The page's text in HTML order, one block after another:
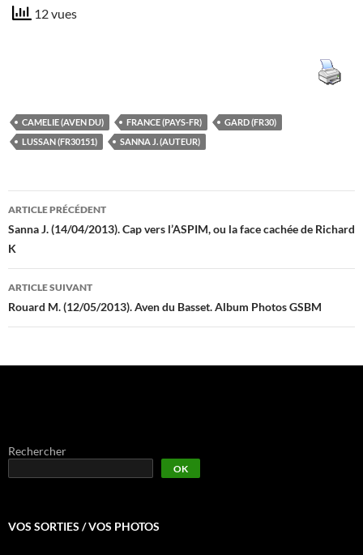
12 vues
CAMELIE (AVEN DU) FRANCE (PAYS-FR)
GARD (FR30)
LUSSAN (FR30151)
SANNA J. (AUTEUR)
Navigation
des
articles
ARTICLE PRÉCÉDENT
Sanna J. (14/04/2013). Cap vers l’ASPIM, ou la face cachée de Richard
K
ARTICLE SUIVANT
Rouard M. (12/05/2013). Aven du Basset. Album Photos GSBM
Rechercher
OK
VOS SORTIES / VOS PHOTOS